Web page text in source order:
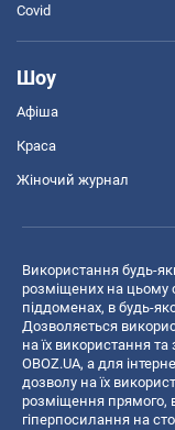
Covid
Шоу
Афіша
Краса
Жіночий журнал
Використання будь-
розміщених на цьому
піддоменах, в будь-
Дозволяється
на їх використання
OBOZ.UA, а для
дозволу на їх
розміщення прямого,
гіперпосилання на